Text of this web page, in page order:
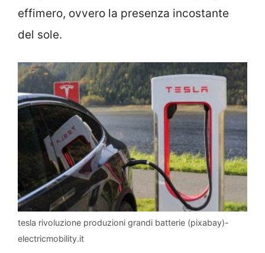
effimero, ovvero la presenza incostante
del sole.
tesla rivoluzione produzioni grandi batterie (pixabay)-
electricmobility.it